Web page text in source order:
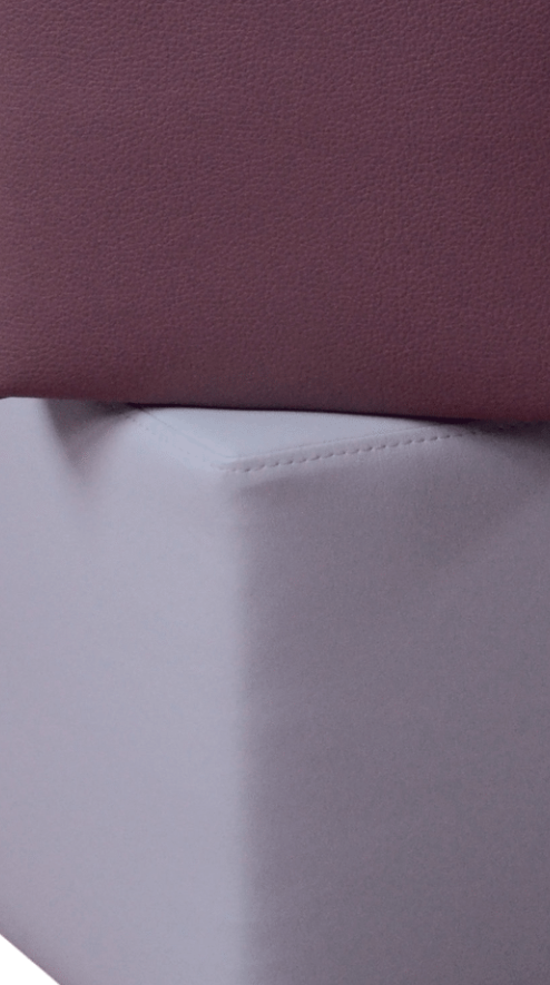
Banken met Rolbakken & Kisten
Tangara Hoog Zitten
Tafels, Stoelen & Banken
Hoog Zitten
Leidsterstoelen
Banken, Fauteuils & Hockers
Zitkussens, Speelkussens &
Kleden